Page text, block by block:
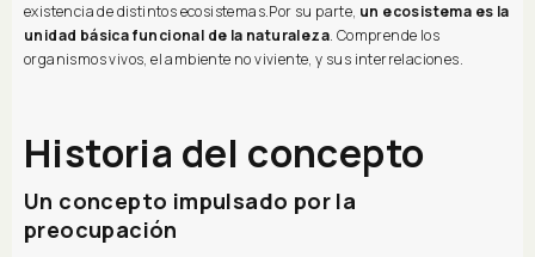
existencia de distintos ecosistemas.Por su parte, un ecosistema es la
unidad básica funcional de la naturaleza. Comprende los
organismos vivos, el ambiente no viviente, y sus interrelaciones.
Historia del concepto
Un concepto impulsado por la
preocupación